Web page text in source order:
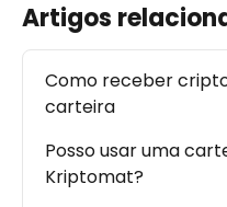
Artigos
Como receber
carteira
Posso usar uma
Kriptomat?